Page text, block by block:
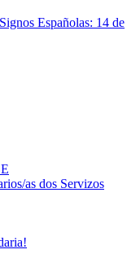
Españolas: 14 de
as dos Servizos